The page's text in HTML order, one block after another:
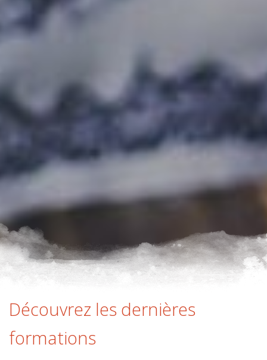
Découvrez les dernières
formations